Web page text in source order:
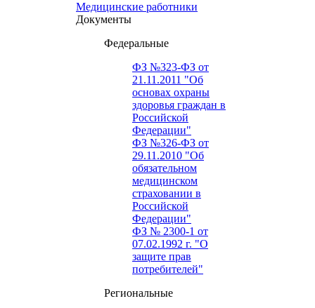
Медицинские работники
Документы
Федеральные
ФЗ №323-ФЗ от
21.11.2011 "Об
основах охраны
здоровья граждан в
Российской
Федерации"
ФЗ №326-ФЗ от
29.11.2010 "Об
обязательном
медицинском
страховании в
Российской
Федерации"
ФЗ № 2300-1 от
07.02.1992 г. "О
защите прав
потребителей"
Региональные